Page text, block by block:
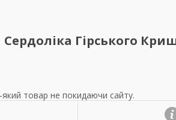
Гірського
який товар не покидаючи сайту.